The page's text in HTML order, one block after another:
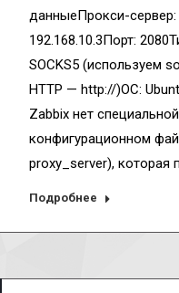
данныеПрокси-сервер:
192.168.10.3Порт:
SOCKS5 (используем
HTTP — http://)ОС:
Zabbix нет
конфигурационном
proxy_server), которая
Подробнее